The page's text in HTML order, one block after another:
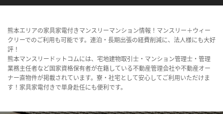
熊本エリアの家具家電付きマンスリーマンション情報！マンスリー＋ウィー
クリーでのご利用も可能です。連泊・長期出張の経費削減に、法人様にも大好
評！
熊本マンスリードットコムには、宅地建物取引士・マンション管理士・管理
業務主任者など国家資格保有者が在籍している不動産管理会社や不動産オー
ナー直物件が掲載されています。寮・社宅として安心してご利用いただけま
す！家具家電付きで単身赴任にも便利です。